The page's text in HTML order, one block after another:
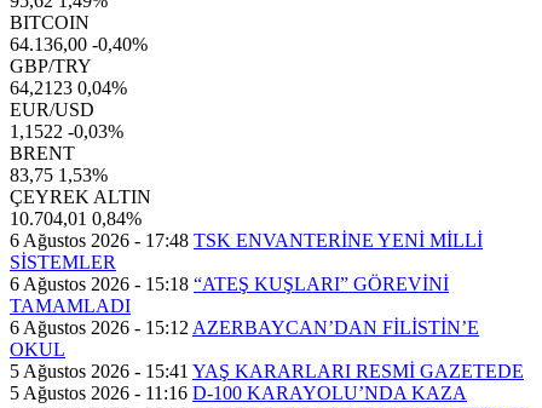
BITCOIN
64.136,00 -0,40%
GBP/TRY
64,2123 0,04%
EUR/USD
1,1522 -0,03%
BRENT
83,75 1,53%
ÇEYREK ALTIN
10.704,01 0,84%
6 Ağustos 2026 - 17:48 TSK ENVANTERİNE YENİ MİLLİ
SİSTEMLER
6 Ağustos 2026 - 15:18 “ATEŞ KUŞLARI” GÖREVİNİ
TAMAMLADI
6 Ağustos 2026 - 15:12 AZERBAYCAN’DAN FİLİSTİN’E
OKUL
5 Ağustos 2026 - 15:41 YAŞ KARARLARI RESMİ GAZETEDE
5 Ağustos 2026 - 11:16 D-100 KARAYOLU’NDA KAZA